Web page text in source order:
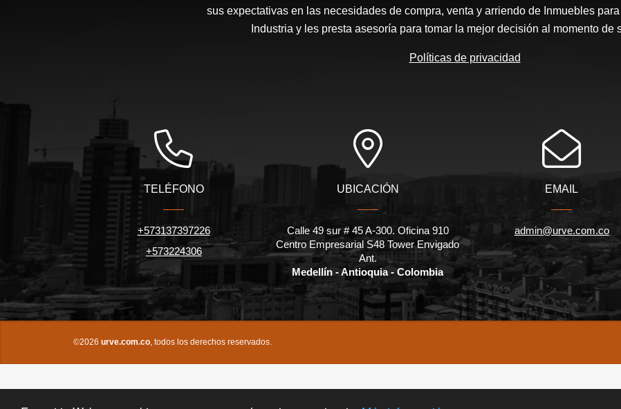
sus expectativas en las necesidades de compra, venta y arriendo de Inmuebles
Industria y les presta asesoría para tomar la mejor decisión al momento de
Políticas de privacidad
TELÉFONO
+573137397226
+573224306
UBICACIÓN
Calle 49 sur # 45 A-300. Oficina 910
Centro Empresarial S48 Tower Envigado
Ant.
Medellín - Antioquia - Colombia
EMAIL
admin@urve.com.co
©2026 urve.com.co, todos los derechos reservados.